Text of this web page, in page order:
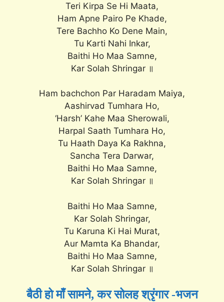
Teri Kirpa Se Hi Maata,
Ham Apne Pairo Pe Khade,
Tere Bachho Ko Dene Main,
Tu Karti Nahi Inkar,
Baithi Ho Maa Samne,
Kar Solah Shringar ॥
Ham bachchon Par Haradam Maiya,
Aashirvad Tumhara Ho,
‘Harsh’ Kahe Maa Sherowali,
Harpal Saath Tumhara Ho,
Tu Haath Daya Ka Rakhna,
Sancha Tera Darwar,
Baithi Ho Maa Samne,
Kar Solah Shringar ॥
Baithi Ho Maa Samne,
Kar Solah Shringar,
Tu Karuna Ki Hai Murat,
Aur Mamta Ka Bhandar,
Baithi Ho Maa Samne,
Kar Solah Shringar ॥
बैठी हो माँ सामने, कर सोलह श्रृंगार -भजन